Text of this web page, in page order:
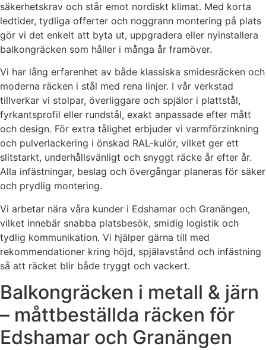
säkerhetskrav och står emot nordiskt klimat. Med korta
ledtider, tydliga offerter och noggrann montering på plats
gör vi det enkelt att byta ut, uppgradera eller nyinstallera
balkongräcken som håller i många år framöver.
Vi har lång erfarenhet av både klassiska smidesräcken och
moderna räcken i stål med rena linjer. I vår verkstad
tillverkar vi stolpar, överliggare och spjälor i plattstål,
fyrkantsprofil eller rundstål, exakt anpassade efter mått
och design. För extra tålighet erbjuder vi varmförzinkning
och pulverlackering i önskad RAL-kulör, vilket ger ett
slitstarkt, underhållsvänligt och snyggt räcke år efter år.
Alla infästningar, beslag och övergångar planeras för säker
och prydlig montering.
Vi arbetar nära våra kunder i Edshamar och Granängen,
vilket innebär snabba platsbesök, smidig logistik och
tydlig kommunikation. Vi hjälper gärna till med
rekommendationer kring höjd, spjälavstånd och infästning
så att räcket blir både tryggt och vackert.
Balkongräcken i metall & järn
– måttbeställda räcken för
Edshamar och Granängen